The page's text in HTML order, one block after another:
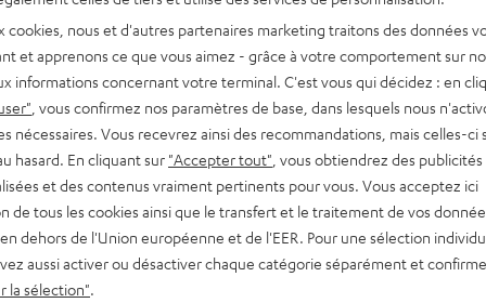
MOTIV®
Enceinte
Découvrir
Nouveau
cookies, nous et d'autres partenaires marketing traitons des données
et apprenons ce que vous aimez - grâce à votre comportement sur
informations concernant votre terminal. C'est vous qui décidez : en
, vous confirmez nos paramètres de base, dans lesquels nous
nécessaires. Vous recevrez ainsi des recommandations, mais celles-ci
hasard. En cliquant sur "Accepter tout" , vous obtiendrez des publicités
et des contenus vraiment pertinents pour vous. Vous acceptez ici
de tous les cookies ainsi que le transfert et le traitement de vos
dehors de l'Union européenne et de l'EER. Pour une sélection
aussi activer ou désactiver chaque catégorie séparément et
la sélection"